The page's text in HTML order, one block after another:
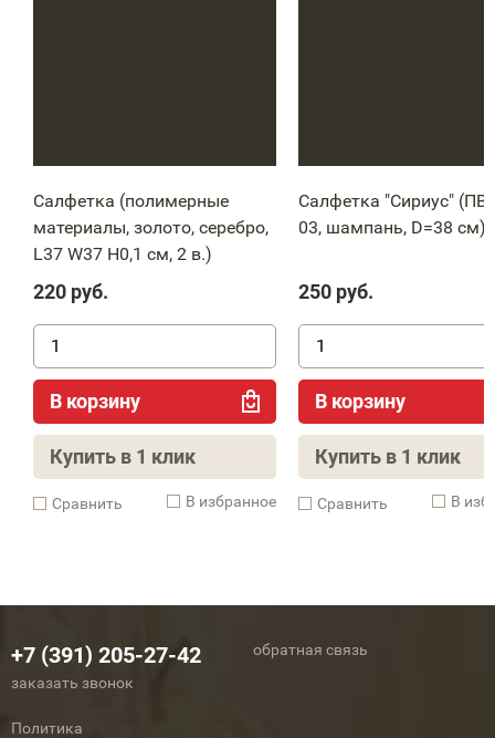
Салфетка (полимерные
материалы, золото, серебро,
L37 W37 H0,1 см, 2 в.)
220 руб.
В корзину
Купить в 1 клик
Cравнить В избранное
Салфетка "Сириус"
03, шампань, D=38 см)
250 руб.
В корзину
Купить в 1 клик
Cравнить В
+7 (391) 205-27-42
заказать звонок
обратная связь
Политика